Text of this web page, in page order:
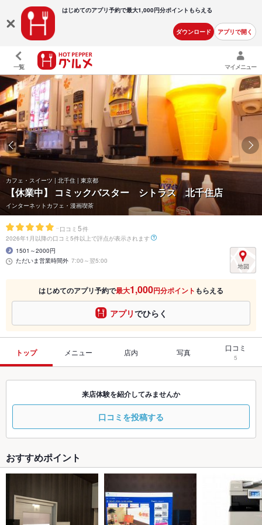
はじめてのアプリ予約で最大1,000円分ポイントもらえる
ダウンロード アプリで開く
一覧 マイメニュー
カフェ・スイーツ | 北千住 | 東京都
【休業中】 コミックバスター シトラス 北千住店
インターネットカフェ・漫画喫茶
- 口コミ 5件
2026年1月以降の口コミ5件以上で評点が表示されます
1501～2000円
ただいま営業時間外 7:00～翌5:00
はじめてのアプリ予約で最大1,000円分ポイント もらえる
アプリでひらく
トップ メニュー 店内 写真 口コミ
5
来店体験を紹介してみませんか
口コミを投稿する
おすすめポイント